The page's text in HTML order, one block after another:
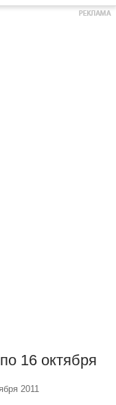
16 октября
2011